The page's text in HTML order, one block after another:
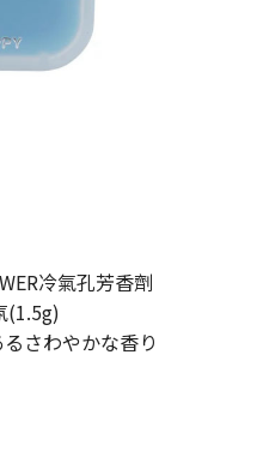
冷氣孔芳香劑
(1.5g)
さわやかな香り